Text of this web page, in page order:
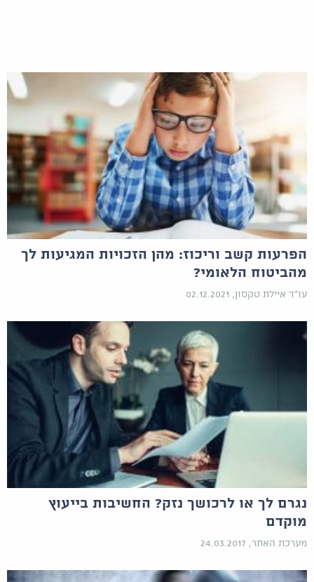
הפרעות קשב וריכוז: מהן הזכויות המגיעות לך
מהביטוח הלאומי?
עו"ד איילת טקסון, 02.12.2021
נגרם לך או לרכושך נזק? החשיבות בייעוץ
מוקדם
מערכת האתר, 24.03.2017